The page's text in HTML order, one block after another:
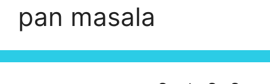
pan masala